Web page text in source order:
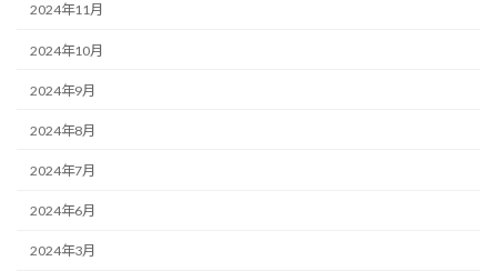
2024年11月
2024年10月
2024年9月
2024年8月
2024年7月
2024年6月
2024年3月